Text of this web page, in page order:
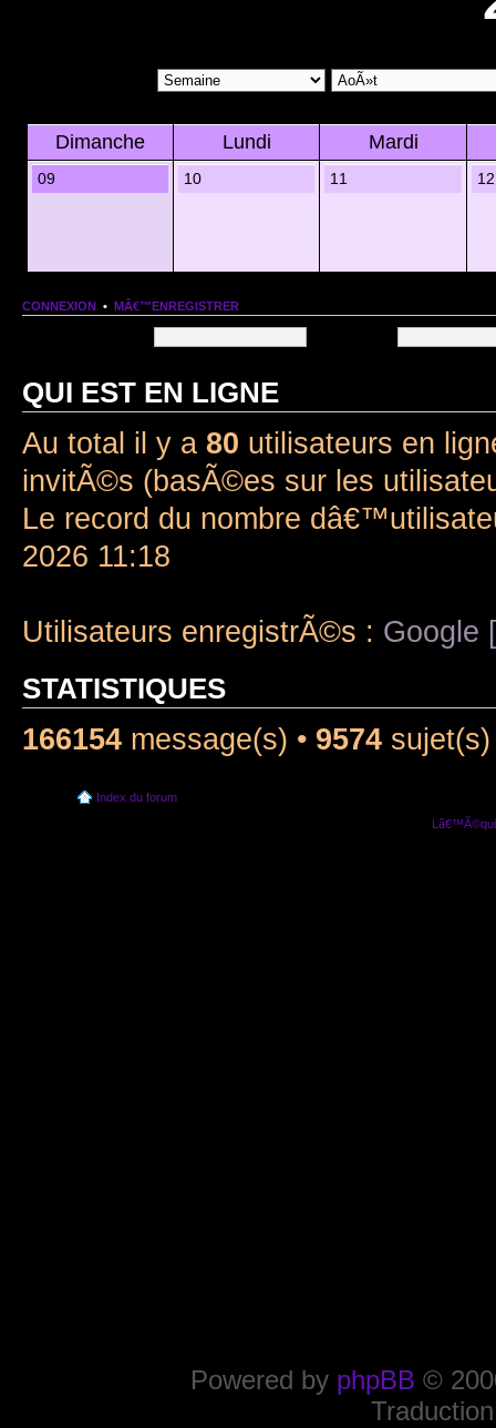
Dimanche Lundi Mardi
09 10 11 12
CONNEXION • MÂ€™ENREGISTRER
QUI EST EN LIGNE
Au total il y a 80 utilisateurs en
invitÃ©s (basÃ©es sur les
Le record du nombre
2026 11:18
Utilisateurs enregistrÃ©s : Google
STATISTIQUES
166154 message(s) • 9574
Index du forum
Powered by phpBB ©